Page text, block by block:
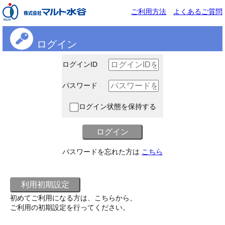
ご利用方法 よくあるご質問
ログイン
ログインID
パスワード
ログイン状態を保持する
パスワードを忘れた方は こちら
初めてご利用になる方は、こちらから、
ご利用の初期設定を行ってください。